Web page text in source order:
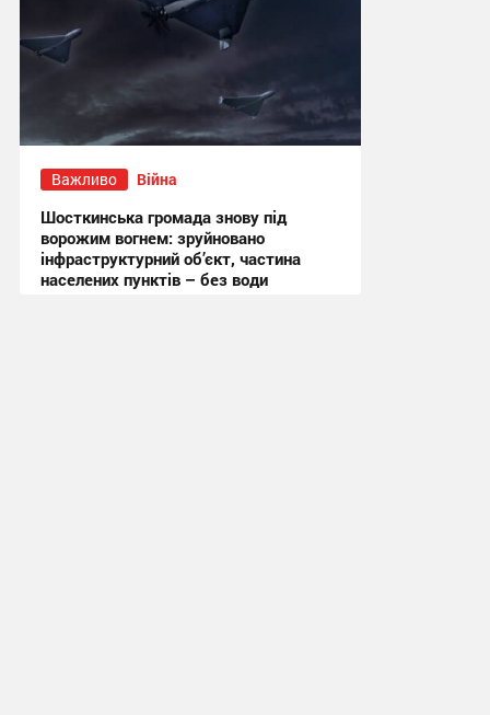
Важливо Війна
Шосткинська громада знову під
ворожим вогнем: зруйновано
інфраструктурний об’єкт, частина
населених пунктів – без води